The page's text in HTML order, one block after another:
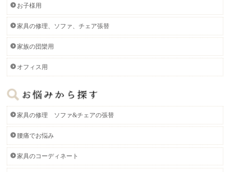
お子様用
家具の修理、ソファ、チェア張替
家族の団欒用
オフィス用
家具の修理 ソファ&チェアの張替
腰痛でお悩み
家具のコーディネート